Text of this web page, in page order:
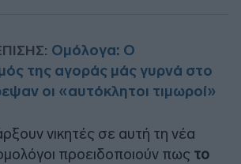
Ομόλογα: Ο
της αγοράς μάς γυρνά στο
οι «αυτόκλητοι τιμωροί»
νικητές σε αυτή τη νέα
προειδοποιούν πως το